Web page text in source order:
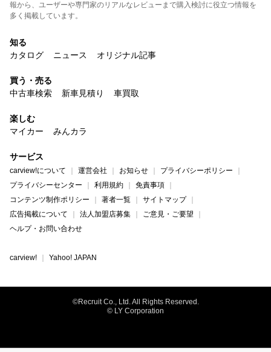
報から、ユーザーや専門家のリアルなレビューまで購入検討に役立つ情報を
多く掲載しています。
知る
カタログ
ニュース オリジナル記事
買う・売る
中古車検索
新車見積り 車買取
楽しむ
マイカー
みんカラ
サービス
carview!について 運営会社 お知らせ
プライバシーポリシー
プライバシーセンター
利用規約
免責事項
コンテンツ制作ポリシー
著者一覧
サイトマップ
広告掲載について
法人加盟店募集
ご意見・ご要望
ヘルプ・お問い合わせ
carview! Yahoo! JAPAN
©Recruit Co., Ltd. All Rights Reserved.
© LY Corporation